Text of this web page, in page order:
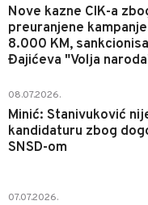
Nove kazne CIK-a
preuranjene
8.000 KM,
Đajićeva "Volja
08.07.2026.
Minić: Stanivuković
kandidaturu zbog
SNSD-om
07.07.2026.